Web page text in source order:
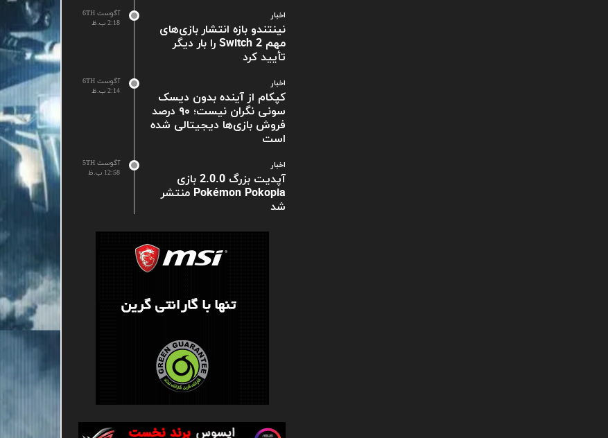
آگوست 6TH
2:18 ب.ظ
اخبار
نینتندو بازه انتشار بازی‌های
مهم Switch 2 را بار دیگر
تأیید کرد
آگوست 6TH
2:14 ب.ظ
اخبار
کپکام از آینده بدون دیسک
سونی نگران نیست؛ ۹۰ درصد
فروش بازی‌ها دیجیتالی شده
است
آگوست 5TH
12:58 ب.ظ
اخبار
آپدیت بزرگ 2.0.0 بازی
Pokémon Pokopia منتشر
شد